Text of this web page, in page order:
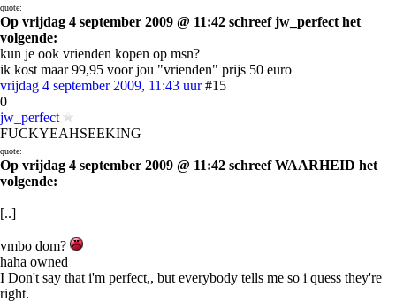
quote:
Op vrijdag 4 september 2009 @ 11:42 schreef jw_perfect het
volgende:
kun je ook vrienden kopen op msn?
ik kost maar 99,95 voor jou "vrienden" prijs 50 euro
vrijdag 4 september 2009, 11:43 uur #15
0
jw_perfect
FUCKYEAHSEEKING
quote:
Op vrijdag 4 september 2009 @ 11:42 schreef WAARHEID het
volgende:
[..]
vmbo dom?
haha owned
I Don't say that i'm perfect,, but everybody tells me so i quess they're
right.